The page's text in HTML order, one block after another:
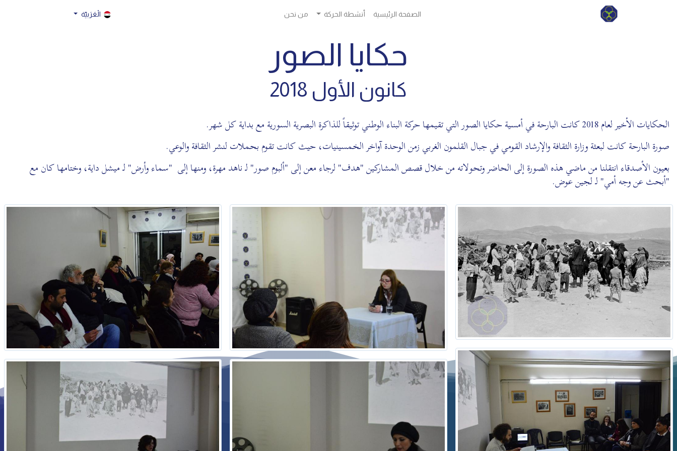
الصفحة الرئيسية أنشطة الحركة من نحن الْعَرَبيّة
حكايا الصور
كانون الأول 2018
الحكايات الأخير لعام 2018 كانت البارحة في أمسية حكايا الصور التي تقيمها حركة البناء الوطني توثيقاً للذاكرة البصرية السورية مع بداية كل شهر.
صورة البارحة كانت لبعثة وزارة الثقافة والإرشاد القومي في جبال القلمون الغربي زمن الوحدة آواخر الخمسينيات، حيث كانت تقوم بحملات لنشر الثقافة والوعي.
بعيون الأصدقاء انتقلنا من ماضي هذه الصورة إلى الحاضر وتحولاته من خلال قصص المشاركين "هدف" لرجاء معن إلى "ألبوم صور" لـ ناهد مهرة، ومنها إلى "سماء وأرض" لـ ميشل داية، وختامها كان مع
"أبحث عن وجه أمي" لـ لجين عوض.
حركة مدنية اجتماعية تعمل على بناء الهوية السورية الجامعة عبر استنهاض المجتمع السوري ضمن مقومات
الشراكة والعدالة والتنمية